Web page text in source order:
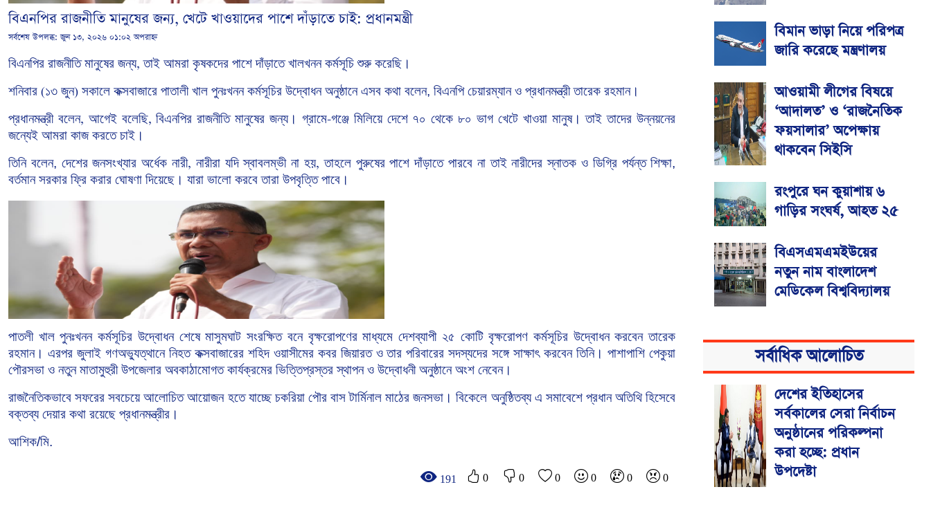
বিএনপির রাজনীতি মানুষের জন্য, খেটে খাওয়াদের পাশে দাঁড়াতে চাই: প্রধানমন্ত্রী
সর্বশেষ উপলব্ধ:জুন ১৩, ২০২৬ ০১:০২ অপরাহ্ন
বিএনপির রাজনীতি মানুষের জন্য,তাই আমরা কৃষকদের পাশে দাঁড়াতে খালখনন কর্মসূচি শুরু করেছি।
শনিবার (১৩ জুন) সকালে কক্সবাজারে পাতালী খাল পুনঃখনন কর্মসূচির উদ্বোধন অনুষ্ঠানে এসব কথা বলেন, বিএনপি চেয়ারম্যান ও প্রধানমন্ত্রী তারেক রহমান।
প্রধানমন্ত্রী বলেন, আগেই বলেছি,বিএনপির রাজনীতি মানুষের জন্য। গ্রামে-গঞ্জে মিলিয়ে দেশে ৭০ থেকে ৮০ ভাগ খেটে খাওয়া মানুষ। তাই তাদের উন্নয়নের
জন্যেই আমরা কাজ করতে চাই।
তিনি বলেন, দেশের জনসংখ্যার অর্ধেক নারী, নারীরা যদি স্বাবলম্ভী না হয়,তাহলে পুরুষের পাশে দাঁড়াতে পারবে না তাই নারীদের স্নাতক ও ডিগ্রি পর্যন্ত শিক্ষা,
বর্তমান সরকার ফ্রি করার ঘোষণা দিয়েছে। যারা ভালো করবে তারা উপবৃত্তি পাবে।
পাতলী খাল পুনঃখনন কর্মসূচির উদ্বোধন শেষে মাসুমঘাট সংরক্ষিত বনে বৃক্ষরোপণের মাধ্যমে দেশব্যাপী ২৫ কোটি বৃক্ষরোপণ কর্মসূচির উদ্বোধন করবেন তারেক
রহমান। এরপর জুলাই গণঅভ্যুত্থানে নিহত কক্সবাজারের শহিদ ওয়াসীমের কবর জিয়ারত ও তার পরিবারের সদস্যদের সঙ্গে সাক্ষাৎ করবেন তিনি। পাশাপাশি পেকুয়া
পৌরসভা ও নতুন মাতামুহুরী উপজেলার অবকাঠামোগত কার্যক্রমের ভিত্তিপ্রস্তর স্থাপন ও উদ্বোধনী অনুষ্ঠানে অংশ নেবেন।
রাজনৈতিকভাবে সফরের সবচেয়ে আলোচিত আয়োজন হতে যাচ্ছে চকরিয়া পৌর বাস টার্মিনাল মাঠের জনসভা। বিকেলে অনুষ্ঠিতব্য এ সমাবেশে প্রধান অতিথি হিসেবে
বক্তব্য দেয়ার কথা রয়েছে প্রধানমন্ত্রীর।
আশিক/মি.
191 0 0 0 0 0 0
বিমান ভাড়া নিয়ে পরিপত্র
জারি করেছে মন্ত্রণালয়
আওয়ামী লীগের বিষয়ে
‘আদালত’ ও ‘রাজনৈতিক
ফয়সালার’ অপেক্ষায়
থাকবেন সিইসি
রংপুরে ঘন কুয়াশায় ৬
গাড়ির সংঘর্ষ, আহত ২৫
বিএসএমএমইউয়ের
নতুন নাম বাংলাদেশ
মেডিকেল বিশ্ববিদ্যালয়
সর্বাধিক আলোচিত
দেশের ইতিহাসের
সর্বকালের সেরা নির্বাচন
অনুষ্ঠানের পরিকল্পনা
করা হচ্ছে: প্রধান
উপদেষ্টা